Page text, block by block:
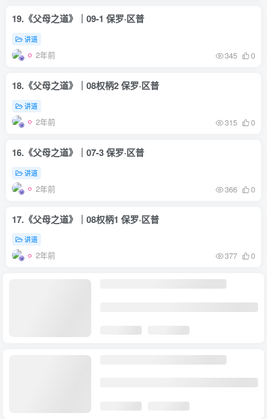
19.《父母之道》｜09-1 保罗·区普
讲道
2年前 345 0
18.《父母之道》｜08权柄2 保罗·区普
讲道
2年前 315 0
16.《父母之道》｜07-3 保罗·区普
讲道
2年前 366 0
17.《父母之道》｜08权柄1 保罗·区普
讲道
2年前 377 0